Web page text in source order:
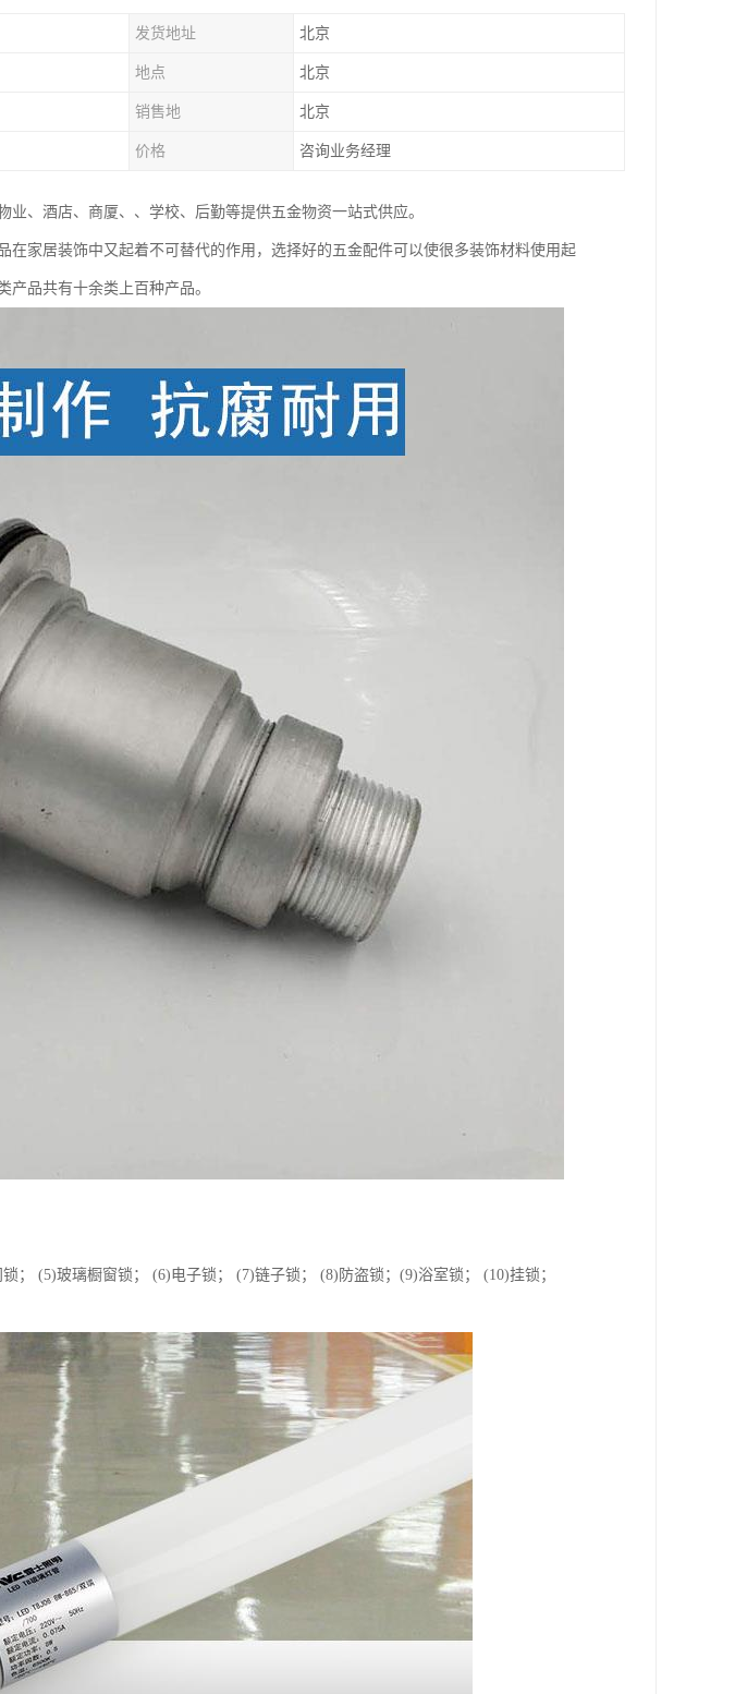
发货地址 北京
地点 北京
销售地 北京
价格 咨询业务经理
、酒店、商厦、、学校、后勤等提供五金物资一站式供应。
在家居装饰中又起着不可替代的作用，选择好的五金配件可以使很多装饰材料使用起
品共有十余类上百种产品。
； (5)玻璃橱窗锁； (6)电子锁； (7)链子锁； (8)防盗锁；(9)浴室锁； (10)挂锁；